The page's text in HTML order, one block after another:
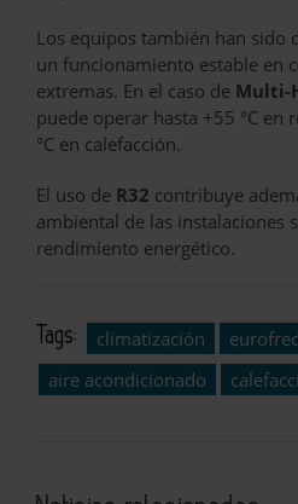
Los equipos también han sido
un funcionamiento estable en
extremas. En el caso de Multi-
puede operar hasta +55 °C en
°C en calefacción.
El uso de R32 contribuye
ambiental de las instalaciones
rendimiento energético.
Tags: climatización
aire acondicionado